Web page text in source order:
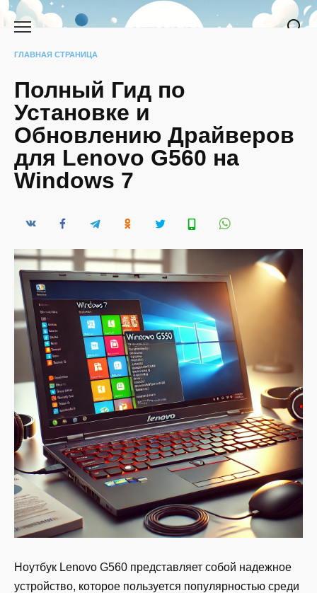
Перейти
ГЛАВНАЯ СТРАНИЦА
Полный Гид по
Установке и
Обновлению Драйверов
для Lenovo G560 на
Windows 7
Ноутбук Lenovo G560 представляет собой надежное
устройство, которое пользуется популярностью среди